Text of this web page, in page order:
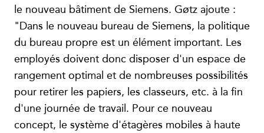
le nouveau bâtiment de Siemens. Gøtz ajoute :
"Dans le nouveau bureau de Siemens, la politique
du bureau propre est un élément important. Les
employés doivent donc disposer d'un espace de
rangement optimal et de nombreuses possibilités
pour retirer les papiers, les classeurs, etc. à la fin
d'une journée de travail. Pour ce nouveau
concept, le système d'étagères mobiles à haute